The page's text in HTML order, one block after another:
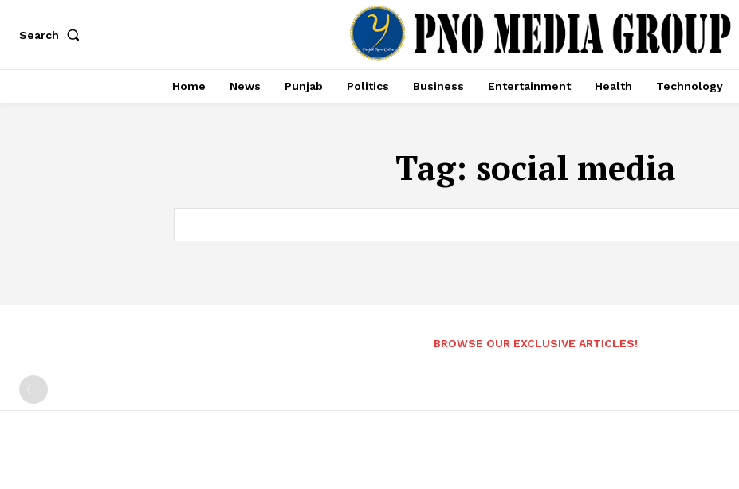
Search
Home News Punjab Politics Business Entertainment Health Technology
Tag: social media
BROWSE OUR EXCLUSIVE ARTICLES!